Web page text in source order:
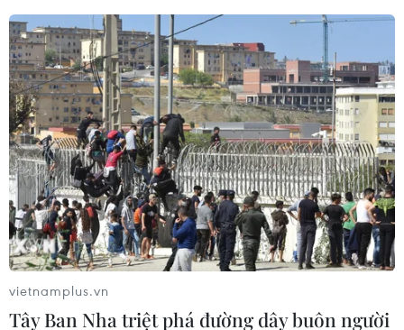
Giá dầu tăng 1% sau tuyên bố áp thuế mới
của Tổng thống Mỹ Donald Trump
25/03/2025 01:15
Tại thị trường London, giá dầu Brent giao kỳ hạn tăng
84 xu, tương đương 1,2%, lên 73 USD/thùng, trong khi
giá dầu thô ngọt nhẹ WTI của Mỹ tăng 83 xu, tương
đương 1,2%, lên 69,11 USD/thùng.
vietnamplus.vn
Tây Ban Nha triệt phá đường dây buôn người